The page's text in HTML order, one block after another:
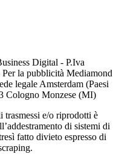
Digital - P.Iva
la pubblicità Mediamond
legale Amsterdam (Paesi
Cologno Monzese (MI)
trasmessi e/o riprodotti è
di sistemi di
fatto divieto espresso di